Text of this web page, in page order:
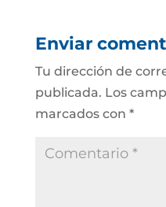
Enviar
Tu dirección de
publicada. Los
marcados con *